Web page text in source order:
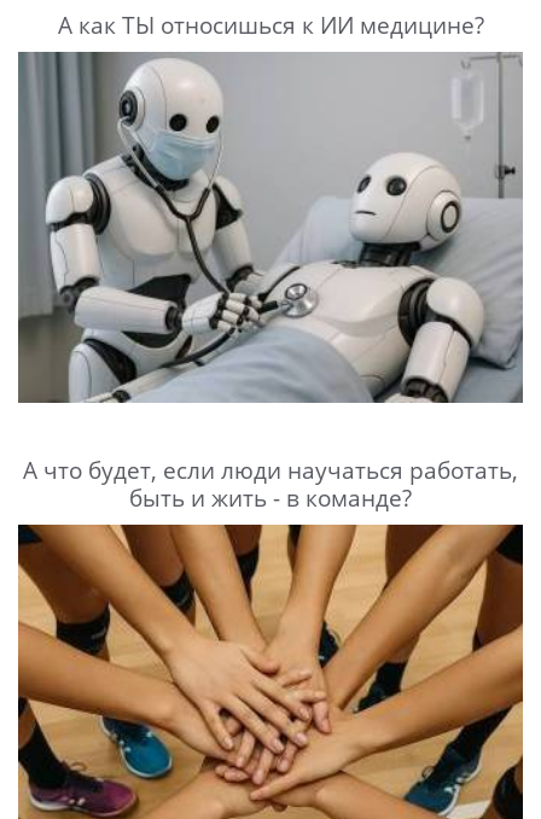
А как ТЫ относишься к ИИ медицине?
А что будет, если люди научаться работать,
быть и жить - в команде?